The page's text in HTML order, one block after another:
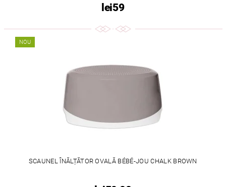
lei59
NOU
SCAUNEL ÎNĂLȚĂTOR OVALĂ BÉBÉ-JOU CHALK BROWN